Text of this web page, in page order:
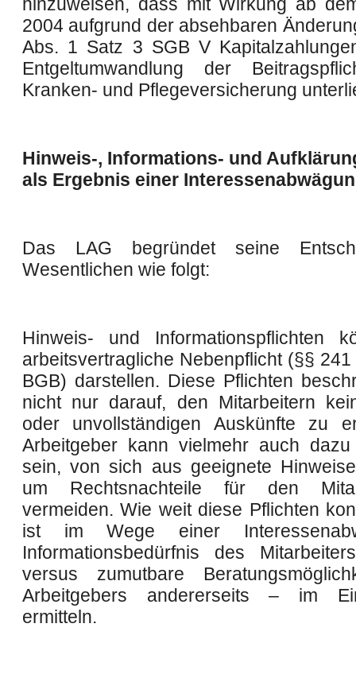
hinzuweisen, dass mit Wirkung ab
2004 aufgrund der absehbaren
Abs. 1 Satz 3 SGB V
Entgeltumwandlung der
Kranken- und Pflegeversicherung
Hinweis-, Informations- und
als Ergebnis einer
Das LAG begründet seine
Wesentlichen wie folgt:
Hinweis- und Informationspflichten
arbeitsvertragliche Nebenpflicht (§§
BGB) darstellen. Diese Pflichten
nicht nur darauf, den Mitarbeitern
oder unvollständigen Auskünfte zu
Arbeitgeber kann vielmehr auch dazu
sein, von sich aus geeignete
um Rechtsnachteile für den
vermeiden. Wie weit diese Pflichten
ist im Wege einer
Informationsbedürfnis des
versus zumutbare
Arbeitgebers andererseits – im
ermitteln.